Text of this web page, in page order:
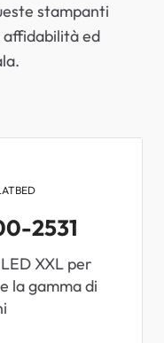
stampanti
affidabilità ed
2531
XXL per
la gamma di